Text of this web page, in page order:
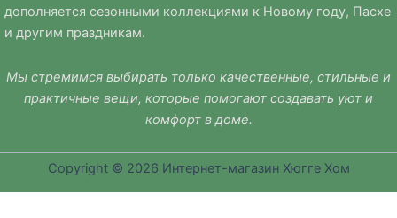
дополняется сезонными коллекциями к Новому году, Пасхе
и другим праздникам.
Мы стремимся выбирать только качественные, стильные и
практичные вещи, которые помогают создавать уют и
комфорт в доме.
Copyright © 2026 Интернет-магазин Хюгге Хом